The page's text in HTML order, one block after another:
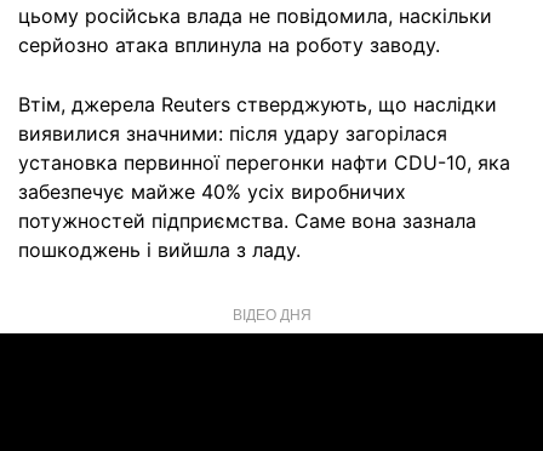
цьому російська влада не повідомила, наскільки
серйозно атака вплинула на роботу заводу.
Втім, джерела Reuters стверджують, що наслідки
виявилися значними: після удару загорілася
установка первинної перегонки нафти CDU-10, яка
забезпечує майже 40% усіх виробничих
потужностей підприємства. Саме вона зазнала
пошкоджень і вийшла з ладу.
ВІДЕО ДНЯ